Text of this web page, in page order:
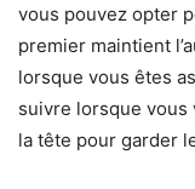
vous pouvez opter
premier maintient
lorsque vous êtes
suivre lorsque vous
la tête pour garder